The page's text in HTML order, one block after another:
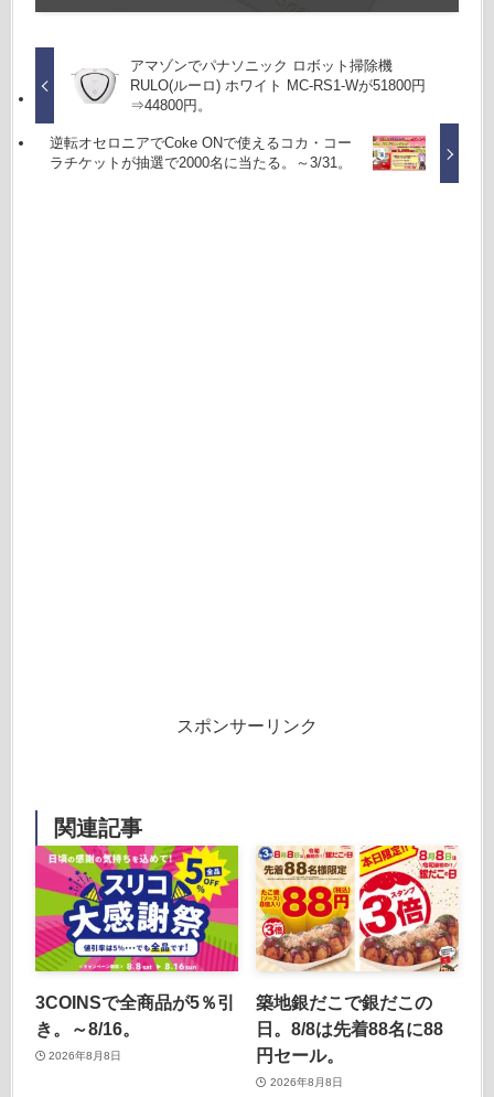
アマゾンでパナソニック ロボット掃除機
RULO(ルーロ) ホワイト MC-RS1-Wが51800円
⇒44800円。
逆転オセロニアでCoke ONで使えるコカ・コー
ラチケットが抽選で2000名に当たる。～3/31。
スポンサーリンク
関連記事
3COINSで全商品が5％引
き。～8/16。
2026年8月8日
築地銀だこで銀だこの
日。8/8は先着88名に88
円セール。
2026年8月8日